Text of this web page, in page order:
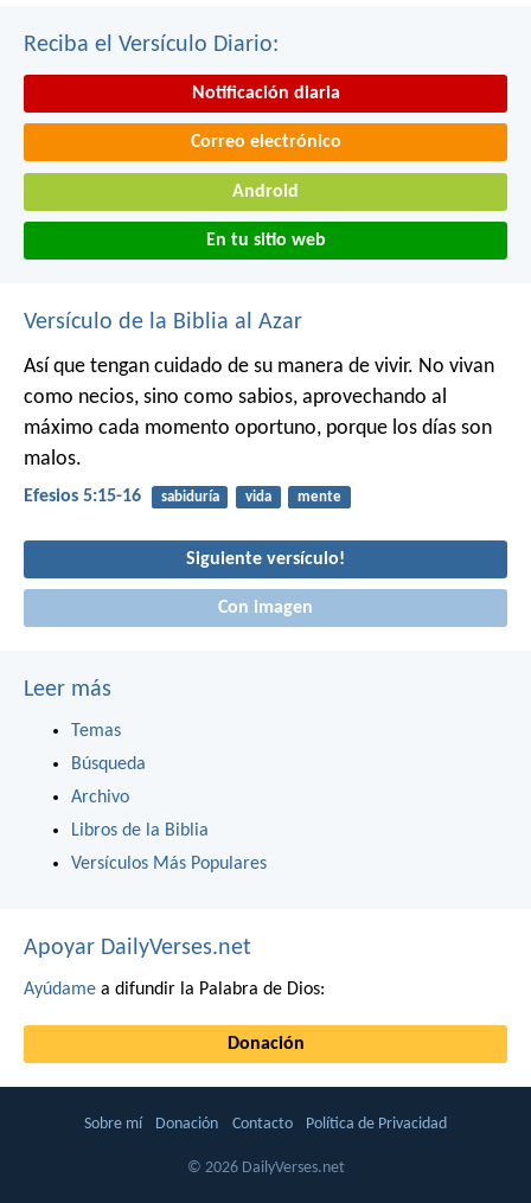
Reciba el Versículo Diario:
Notificación diaria
Correo electrónico
Android
En tu sitio web
Versículo de la Biblia al Azar
Así que tengan cuidado de su manera de vivir. No vivan
como necios, sino como sabios, aprovechando al
máximo cada momento oportuno, porque los días son
malos.
Efesios 5:15-16 sabiduría vida mente
Siguiente versículo!
Con imagen
Leer más
Temas
Búsqueda
Archivo
Libros de la Biblia
Versículos Más Populares
Apoyar DailyVerses.net
Ayúdame a difundir la Palabra de Dios:
Donación
Sobre mí Donación Contacto Política de Privacidad
© 2026 DailyVerses.net